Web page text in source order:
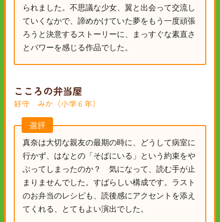
られました。不思議な少女、翼と出会って交流し
ていくなかで、諦めかけていた夢をもう一度頑張
ろうと決意するストーリーに、まっすぐな素直さ
とパワーを感じる作品でした。
こころの弁当屋
好守 みか（小学６年）
選評
真奈は大切な親友の最期の時に、どうして病室に
行かず、はなとの「そばにいる」という約束をや
ぶってしまったのか？ 気になって、読む手が止
まりませんでした。すばらしい構成です。ラスト
のお弁当のレシピも、読後感にアクセントを添え
てくれる、とてもよい演出でした。